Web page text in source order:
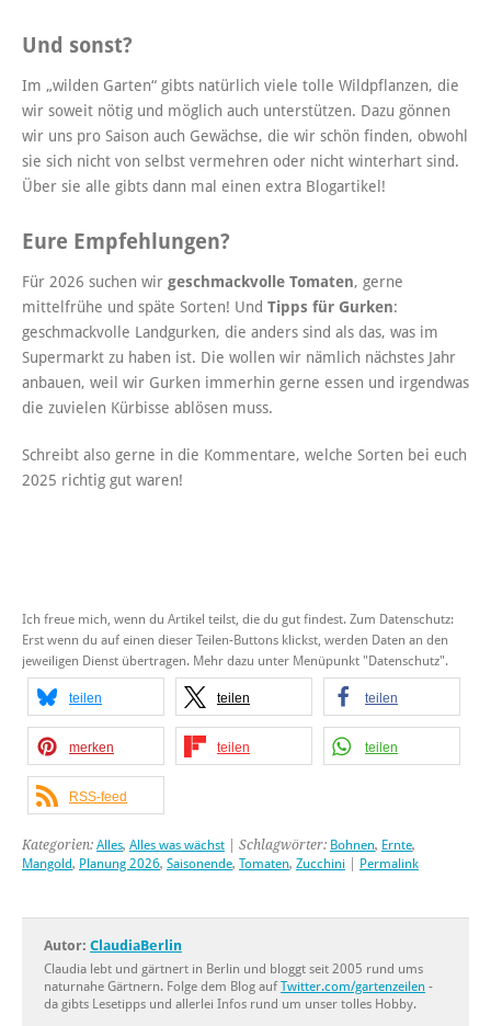
Und sonst?
Im „wilden Garten“ gibts natürlich viele tolle Wildpflanzen, die
wir soweit nötig und möglich auch unterstützen. Dazu gönnen
wir uns pro Saison auch Gewächse, die wir schön finden, obwohl
sie sich nicht von selbst vermehren oder nicht winterhart sind.
Über sie alle gibts dann mal einen extra Blogartikel!
Eure Empfehlungen?
Für 2026 suchen wir geschmackvolle Tomaten, gerne
mittelfrühe und späte Sorten! Und Tipps für Gurken:
geschmackvolle Landgurken, die anders sind als das, was im
Supermarkt zu haben ist. Die wollen wir nämlich nächstes Jahr
anbauen, weil wir Gurken immerhin gerne essen und irgendwas
die zuvielen Kürbisse ablösen muss.
Schreibt also gerne in die Kommentare, welche Sorten bei euch
2025 richtig gut waren!
Ich freue mich, wenn du Artikel teilst, die du gut findest. Zum Datenschutz:
Erst wenn du auf einen dieser Teilen-Buttons klickst, werden Daten an den
jeweiligen Dienst übertragen. Mehr dazu unter Menüpunkt "Datenschutz".
teilen teilen teilen
merken teilen teilen
RSS-feed
Kategorien: Alles, Alles was wächst | Schlagwörter: Bohnen, Ernte,
Mangold, Planung 2026, Saisonende, Tomaten, Zucchini Permalink
Autor: ClaudiaBerlin
Claudia lebt und gärtnert in Berlin und bloggt seit 2005 rund ums
naturnahe Gärtnern. Folge dem Blog aufTwitter.com/gartenzeilen -
da gibts Lesetipps und allerlei Infos rund um unser tolles Hobby.